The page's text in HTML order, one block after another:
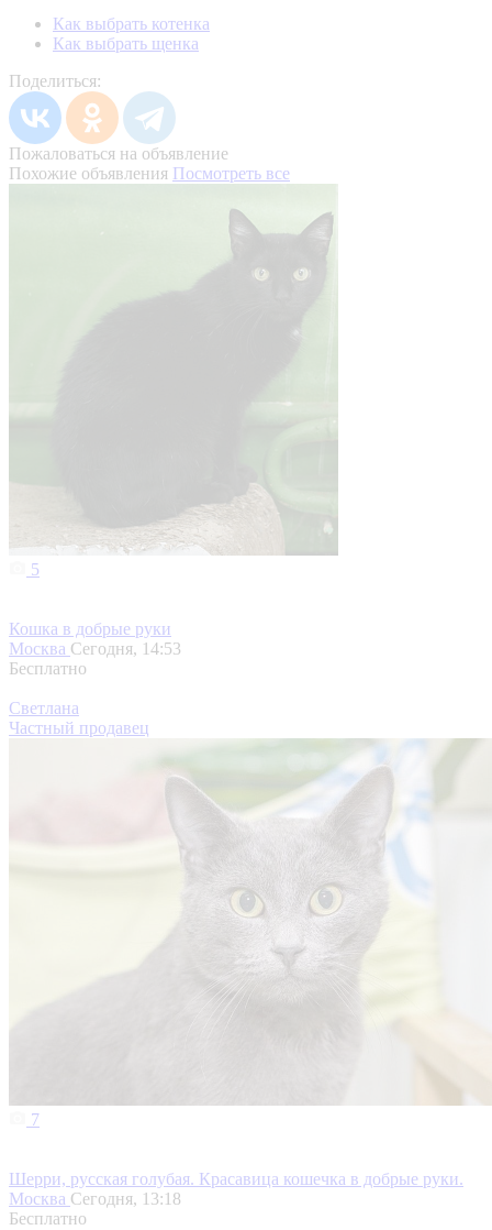
Как выбрать котенка
Как выбрать щенка
Поделиться:
Пожаловаться на объявление
Похожие объявления Посмотреть все
5
Кошка в добрые руки
Москва Сегодня, 14:53
Бесплатно
Светлана
Частный продавец
7
Шерри, русская голубая. Красавица кошечка в добрые руки.
Москва Сегодня, 13:18
Бесплатно